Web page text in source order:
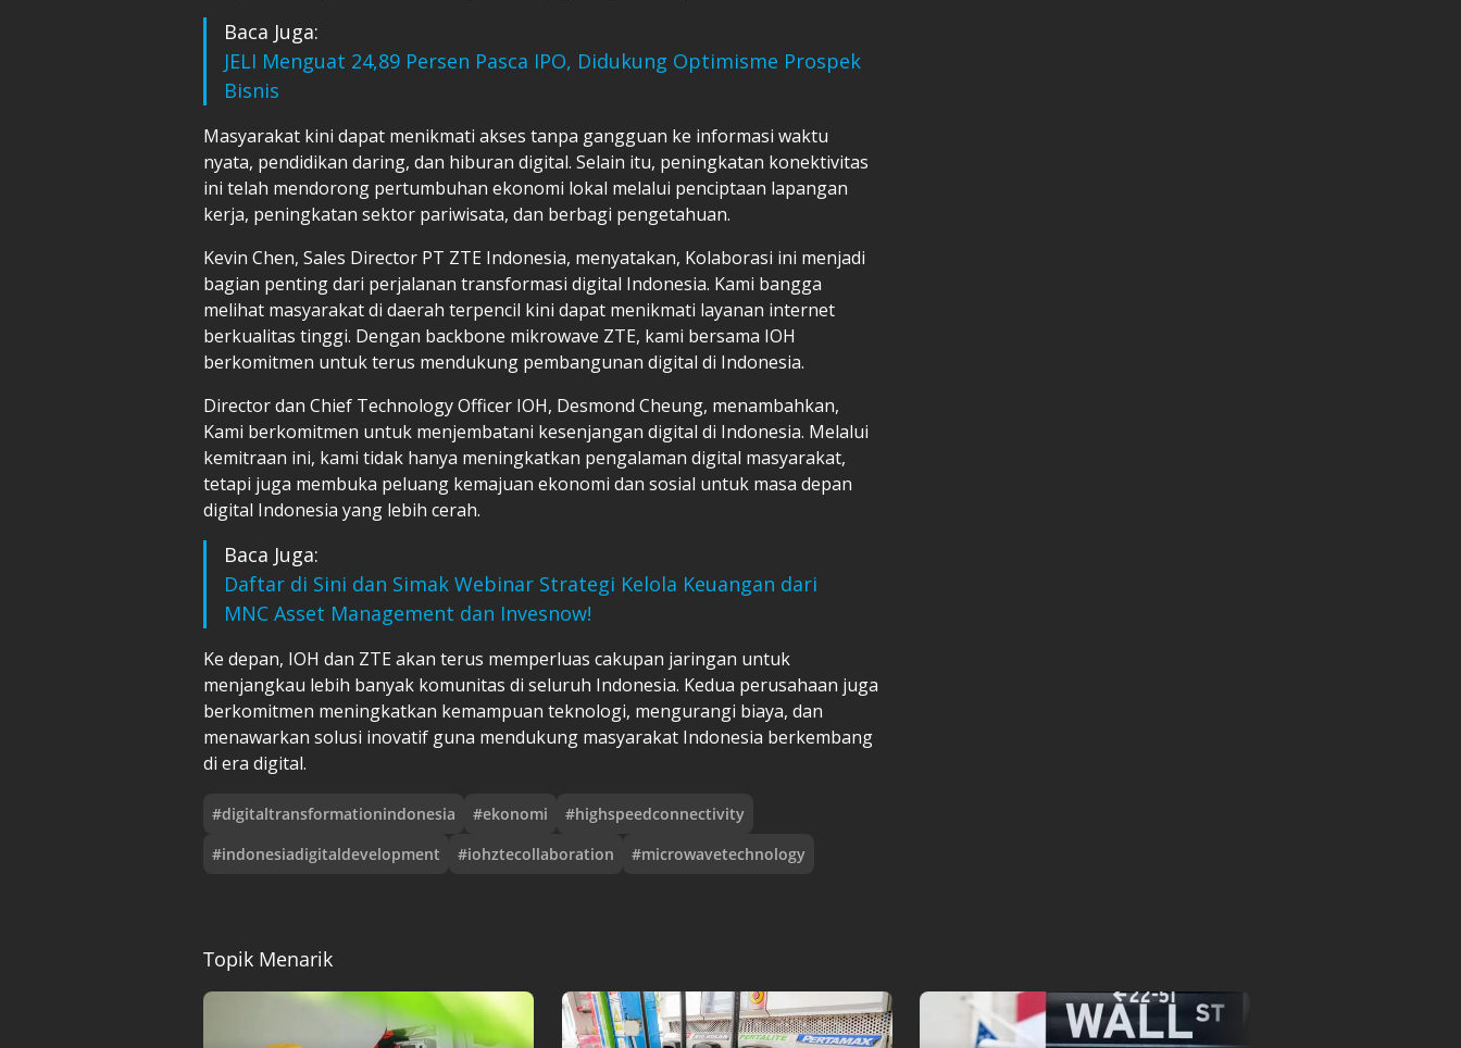
Baca Juga:
JELI Menguat 24,89 Persen Pasca IPO, Didukung Optimisme Prospek
Bisnis
Masyarakat kini dapat menikmati akses tanpa gangguan ke informasi waktu
nyata, pendidikan daring, dan hiburan digital. Selain itu, peningkatan konektivitas
ini telah mendorong pertumbuhan ekonomi lokal melalui penciptaan lapangan
kerja, peningkatan sektor pariwisata, dan berbagi pengetahuan.
Kevin Chen, Sales Director PT ZTE Indonesia, menyatakan, Kolaborasi ini menjadi
bagian penting dari perjalanan transformasi digital Indonesia. Kami bangga
melihat masyarakat di daerah terpencil kini dapat menikmati layanan internet
berkualitas tinggi. Dengan backbone mikrowave ZTE, kami bersama IOH
berkomitmen untuk terus mendukung pembangunan digital di Indonesia.
Director dan Chief Technology Officer IOH, Desmond Cheung, menambahkan,
Kami berkomitmen untuk menjembatani kesenjangan digital di Indonesia. Melalui
kemitraan ini, kami tidak hanya meningkatkan pengalaman digital masyarakat,
tetapi juga membuka peluang kemajuan ekonomi dan sosial untuk masa depan
digital Indonesia yang lebih cerah.
Baca Juga:
Daftar di Sini dan Simak Webinar Strategi Kelola Keuangan dari
MNC Asset Management dan Invesnow!
Ke depan, IOH dan ZTE akan terus memperluas cakupan jaringan untuk
menjangkau lebih banyak komunitas di seluruh Indonesia. Kedua perusahaan juga
berkomitmen meningkatkan kemampuan teknologi, mengurangi biaya, dan
menawarkan solusi inovatif guna mendukung masyarakat Indonesia berkembang
di era digital.
#digitaltransformationindonesia #ekonomi #highspeedconnectivity
#indonesiadigitaldevelopment #iohztecollaboration #microwavetechnology
Topik Menarik